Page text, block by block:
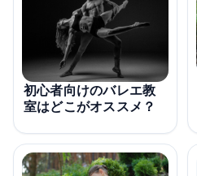
初心者向けのバレエ教
室はどこがオススメ？